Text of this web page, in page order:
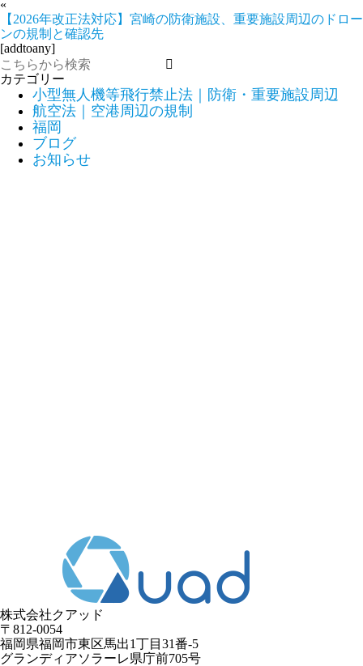
«
【2026年改正法対応】宮崎の防衛施設、重要施設周辺のドロー
ンの規制と確認先
[addtoany]
カテゴリー
小型無人機等飛行禁止法｜防衛・重要施設周辺
航空法｜空港周辺の規制
福岡
ブログ
お知らせ
株式会社クアッド
〒812-0054
​福岡県福岡市東区馬出1丁目31番-5
グランディアソラーレ県庁前705号